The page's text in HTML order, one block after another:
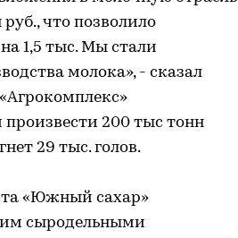
что позволило
1,5 тыс. Мы стали
молока», - сказал
200 тыс тонн
29 тыс. голов.
«Южный сахар»
сыродельными